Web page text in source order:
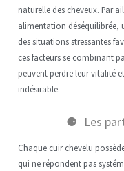
naturelle des cheveux. Par
alimentation déséquilibrée,
des situations stressantes
ces facteurs se combinant
peuvent perdre leur vitalité
indésirable.
Les
Chaque cuir chevelu
qui ne répondent pas